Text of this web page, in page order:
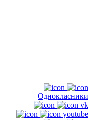
Однокласники
vk
youtube